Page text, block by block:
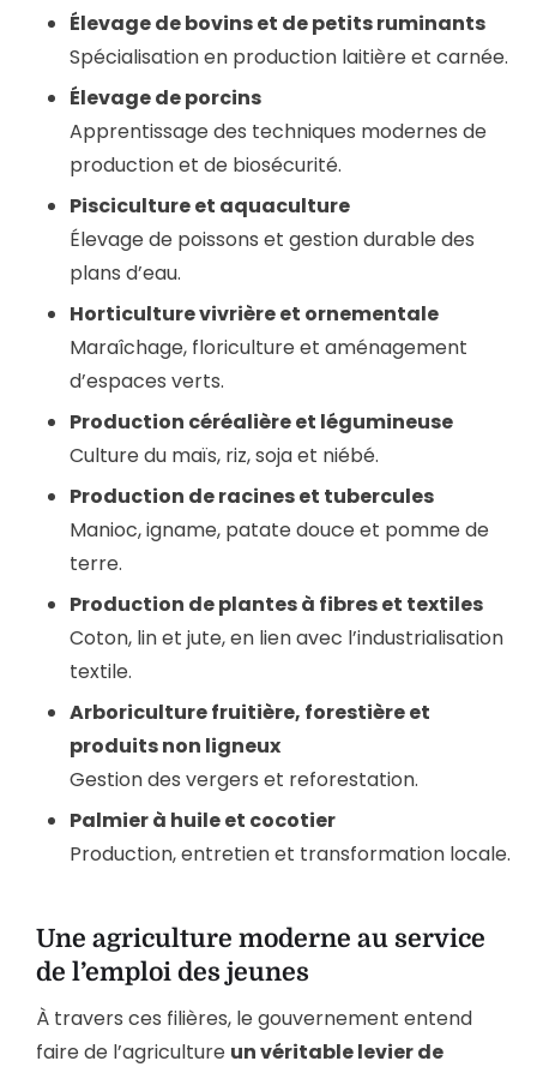
Élevage de bovins et de petits ruminants
Spécialisation en production laitière et carnée.
Élevage de porcins
Apprentissage des techniques modernes de
production et de biosécurité.
Pisciculture et aquaculture
Élevage de poissons et gestion durable des
plans d’eau.
Horticulture vivrière et ornementale
Maraîchage, floriculture et aménagement
d’espaces verts.
Production céréalière et légumineuse
Culture du maïs, riz, soja et niébé.
Production de racines et tubercules
Manioc, igname, patate douce et pomme de
terre.
Production de plantes à fibres et textiles
Coton, lin et jute, en lien avec l’industrialisation
textile.
Arboriculture fruitière, forestière et
produits non ligneux
Gestion des vergers et reforestation.
Palmier à huile et cocotier
Production, entretien et transformation locale.
Une agriculture moderne au service
de l’emploi des jeunes
À travers ces filières, le gouvernement entend
faire de l’agriculture un véritable levier de